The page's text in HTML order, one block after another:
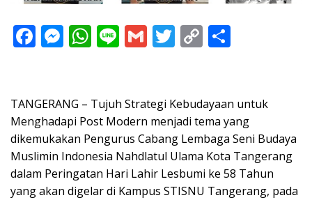
F
b
o
o
k
M
e
n
g
er
W
s
A
p
p
Li G
l
T
er
C
y
Li
n
k
e
TANGERANG – Tujuh Strategi Kebudayaan untuk
Menghadapi Post Modern menjadi tema yang
dikemukakan Pengurus Cabang Lembaga Seni Budaya
Muslimin Indonesia Nahdlatul Ulama Kota Tangerang
dalam Peringatan Hari Lahir Lesbumi ke 58 Tahun
yang akan digelar di Kampus STISNU Tangerang, pada